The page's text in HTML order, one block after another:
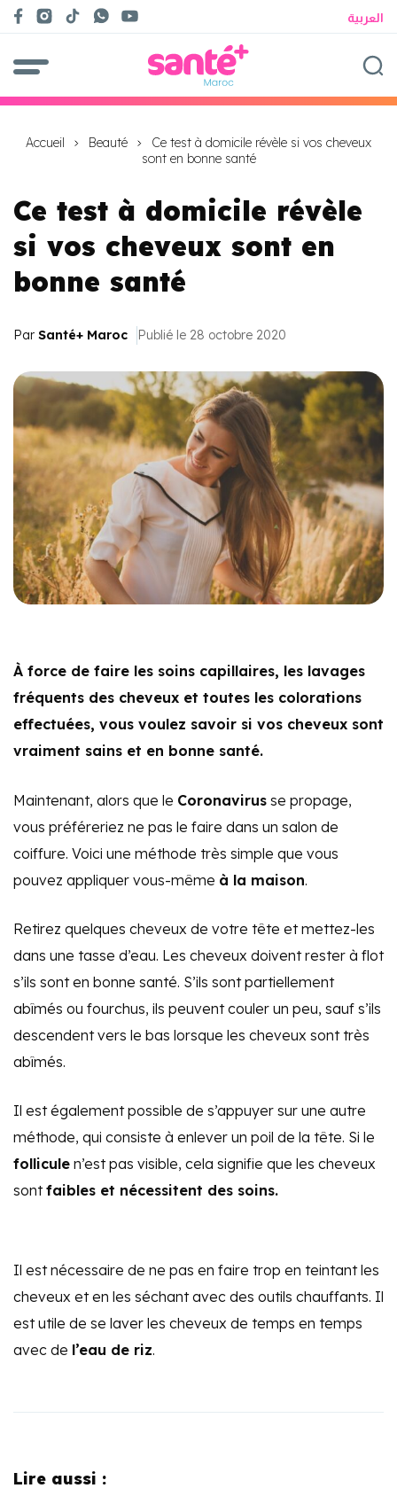
العربية
Accueil Beauté
Ce test à domicile révèle si vos cheveux
sont en bonne santé
Ce test à domicile révèle
si vos cheveux sont en
bonne santé
Par Santé+ Maroc Publié le 28 octobre 2020
À force de faire les soins capillaires, les lavages
fréquents des cheveux et toutes les colorations
effectuées, vous voulez savoir si vos cheveux sont
vraiment sains et en bonne santé.
Maintenant, alors que le Coronavirus se propage,
vous préféreriez ne pas le faire dans un salon de
coiffure. Voici une méthode très simple que vous
pouvez appliquer vous-même à la maison.
Retirez quelques cheveux de votre tête et mettez-les
dans une tasse d’eau. Les cheveux doivent rester à flot
s’ils sont en bonne santé. S’ils sont partiellement
abîmés ou fourchus, ils peuvent couler un peu, sauf s’ils
descendent vers le bas lorsque les cheveux sont très
abîmés.
Il est également possible de s’appuyer sur une autre
méthode, qui consiste à enlever un poil de la tête. Si le
follicule n’est pas visible, cela signifie que les cheveux
sontfaibles et nécessitent des soins.
Il est nécessaire de ne pas en faire trop en teintant les
cheveux et en les séchant avec des outils chauffants. Il
est utile de se laver les cheveux de temps en temps
avec de l’eau de riz.
Lire aussi :